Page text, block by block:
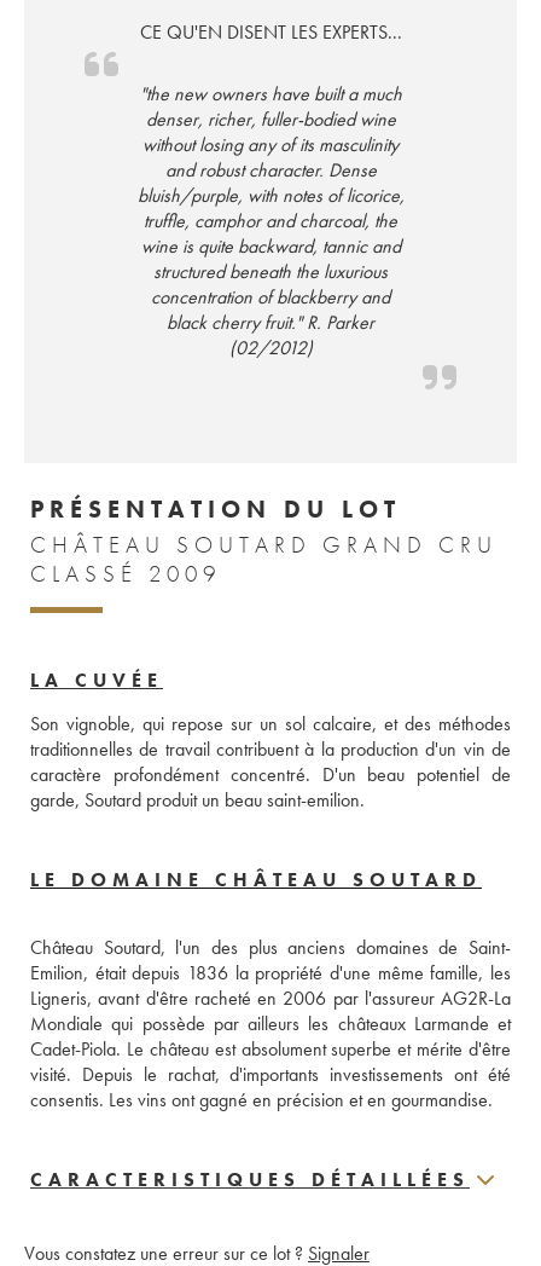
CE QU'EN DISENT LES EXPERTS...
"the new owners have built a much
denser, richer, fuller-bodied wine
without losing any of its masculinity
and robust character. Dense
bluish/purple, with notes of licorice,
truffle, camphor and charcoal, the
wine is quite backward, tannic and
structured beneath the luxurious
concentration of blackberry and
black cherry fruit." R. Parker
(02/2012)
PRÉSENTATION DU LOT
CHÂTEAU SOUTARD GRAND CRU
CLASSÉ 2009
LA CUVÉE
Son vignoble, qui repose sur un sol calcaire, et des méthodes
traditionnelles de travail contribuent à la production d'un vin de
caractère profondément concentré. D'un beau potentiel de
garde, Soutard produit un beau saint-emilion.
LE DOMAINE CHÂTEAU SOUTARD
Château Soutard, l'un des plus anciens domaines de Saint-
Emilion, était depuis 1836 la propriété d'une même famille, les
Ligneris, avant d'être racheté en 2006 par l'assureur AG2R-La
Mondiale qui possède par ailleurs les châteaux Larmande et
Cadet-Piola. Le château est absolument superbe et mérite d'être
visité. Depuis le rachat, d'importants investissements ont été
consentis. Les vins ont gagné en précision et en gourmandise.
CARACTERISTIQUES DÉTAILLÉES
Vous constatez une erreur sur ce lot ? Signaler